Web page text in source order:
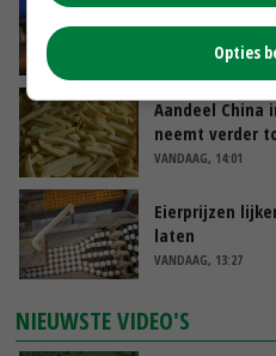
Nettowinst
hogere omzet
VANDAAG, 14:35
Aandeel
neemt verder
VANDAAG, 14:01
Eierprijzen
laten
VANDAAG, 13:27
NIEUWSTE VIDEO'S
Opties